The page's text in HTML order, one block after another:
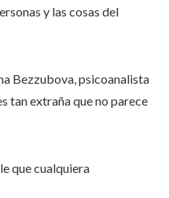
y las cosas del
Bezzubova, psicoanalista
tan extraña que no parece
que cualquiera